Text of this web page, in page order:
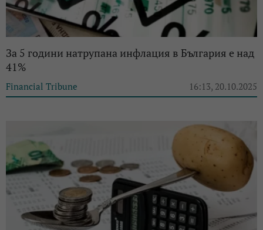
За 5 години натрупана инфлация в България е над
41%
Financial Tribune 16:13, 20.10.2025